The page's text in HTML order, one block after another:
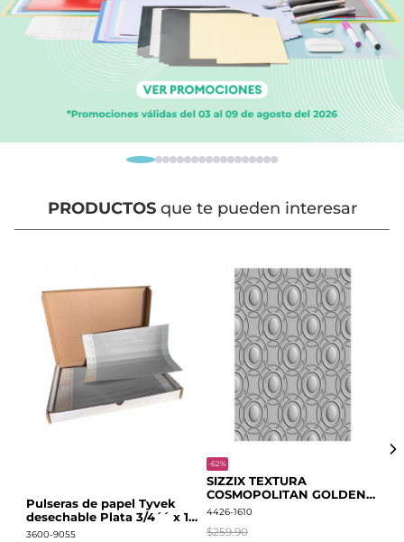
PRODUCTOSque te pueden interesar
Pulseras de papel Tyvek
desechable Plata 3/4´´ x 10
´´
3600-9055
-62%
SIZZIX TEXTURA
COSMOPOLITAN GOLDEN
RINGS S.PARK 666700
4426-1610
$259.90